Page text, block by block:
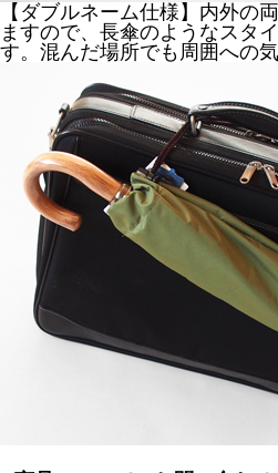
【ダブルネーム仕様】内外の
ますので、長傘のようなスタ
す。混んだ場所でも周囲への